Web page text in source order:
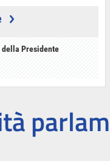
della Presidente